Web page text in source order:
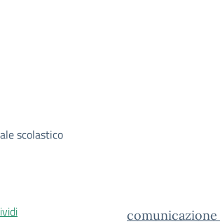
scolastico